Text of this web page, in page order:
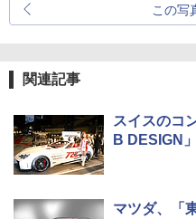
この写
関連記事
スイスのコ
B DESIGN
マツダ、「